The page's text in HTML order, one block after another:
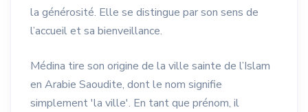
la générosité. Elle se distingue par son sens de
l’accueil et sa bienveillance.
Médina tire son origine de la ville sainte de l’Islam
en Arabie Saoudite, dont le nom signifie
simplement 'la ville'. En tant que prénom, il